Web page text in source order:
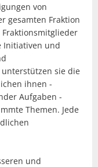
von
gesamten Fraktion
Initiativen und
unterstützen sie die
ihnen -
Aufgaben -
Themen. Jede
und